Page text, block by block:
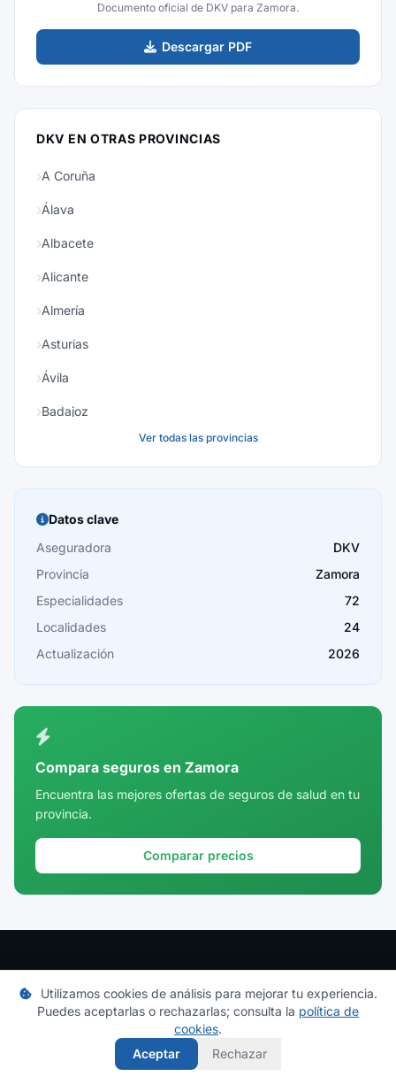
Documento oficial de DKV para Zamora.
Descargar PDF
DKV EN OTRAS PROVINCIAS
A Coruña
Álava
Albacete
Alicante
Almería
Asturias
Ávila
Badajoz
Burgos
Cáceres
Cádiz
Cantabria
Castellón
Córdoba
Cuenca
Girona
Jaén
Ver todas las provincias
Datos clave
Aseguradora
DKV
Provincia
Zamora
Especialidades
72
Localidades
24
Actualización
2026
Compara seguros en Zamora
Encuentra las mejores ofertas de seguros de salud en tu
provincia.
Comparar precios
Mi Cuadro Médico
Directorio actualizado de cuadros médicos de las principales
aseguradoras de salud en España. Consulta especialistas,
centros y hospitales por provincia.
Utilizamos cookies de análisis para mejorar tu experiencia.
Puedes aceptarlas o rechazarlas; consulta la política de
cookies.
Aceptar
Rechazar